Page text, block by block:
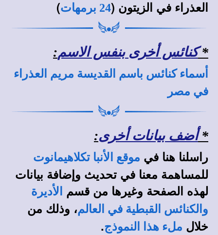
العذراء في الزيتون (24 برمهات )
*كنائس أخرى بنفس الاسم:
أسماء كنائس باسم القديسة مريم العذراء
في مصر
*أضف بيانات أخرى:
راسلنا هنا في موقع الأنبا تكلاهيمانوت
للمساهمة معنا في تحديث وإضافة بيانات
لهذه الصفحة وغيرها من قسم
الأديرة
والكنائس القبطية في العالم، وذلك من
خلال ملء هذا النموذج.